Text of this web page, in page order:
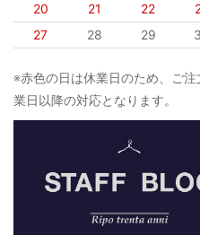
20
21 22
27
28 29
※赤色の日は休業日のため、ご
業日以降の対応となります。